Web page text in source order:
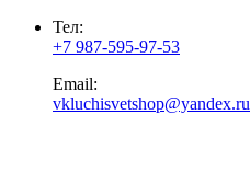
Тел:
+7 987-595-97-53
Email:
vkluchisvetshop@yandex.ru